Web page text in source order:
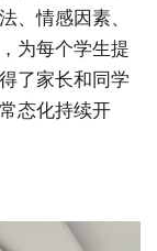
、情感因素、
为每个学生提
了家长和同学
态化持续开